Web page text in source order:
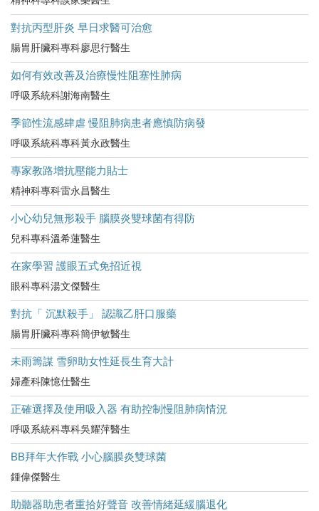
對抗丙型肝炎 早日求醫可治愈
腸胃肝臟科專科廖思行醫生
如何有效改善及治療慢性阻塞性肺病
呼吸系統科謝海南醫生
季節性流感肆虐 慢阻肺病患者應慎防病發
呼吸系統科專科黃永政醫生
專家教路增抗壓能力貼士
精神科專科雷永昌醫生
小心幼兒無形殺手 腦膜炎雙球菌有得防
兒科專科溫希蓮醫生
在家學習 護眼五式免招近視
眼科專科湯文傑醫生
對抗「 沉默殺手」 認識乙肝口服藥
腸胃肝臟科專科簡伊敏醫生
未雨籌謀 雪卵助女性延長生育大計
婦產科陳憶仕醫生
正確選擇及使用吸入器 有助控制慢阻肺病情況
呼吸系統科專科吳耀萍醫生
BB拜年大作戰 小心腦膜炎雙球菌
鍾偉傑醫生
助聽器助患者重拾好聲音 改善情緒延緩腦退化